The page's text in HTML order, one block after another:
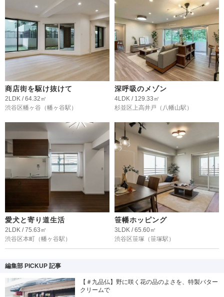
商店街を駆け抜けて
2LDK / 64.32㎡
渋谷区幡ヶ谷 （幡ヶ谷駅）
深呼吸のメゾン
4LDK / 129.33㎡
杉並区上高井戸 （八幡山駅）
愛犬と寄り道生活
2LDK / 75.63㎡
渋谷区本町 （幡ヶ谷駅）
笹幡ホッピング
3LDK / 65.60㎡
渋谷区笹塚 （笹塚駅）
編集部 PICKUP 記事
【＃九品仏】野に咲く花の品のよさを、特製バター
クリームで